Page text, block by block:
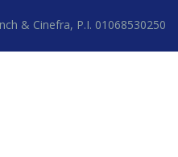
& Cinefra, P.I. 01068530250